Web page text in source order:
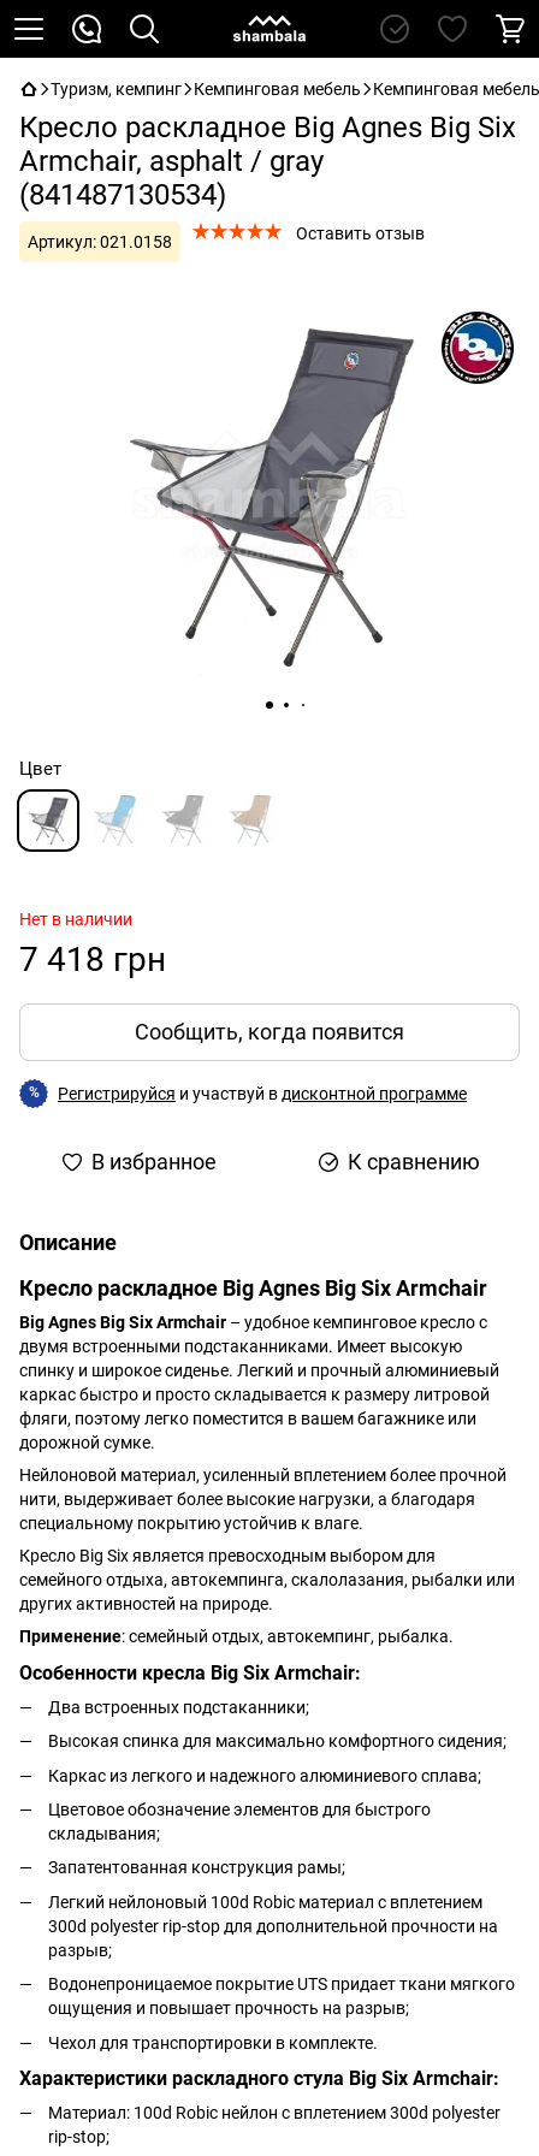
Туризм, кемпинг Кемпинговая мебель Кемпинговая
Кресло раскладное Big Agnes Big Six
Armchair, asphalt / gray
(841487130534)
Артикул:021.0158 Оставить отзыв
Цвет
Нет в наличии
7 418 грн
Сообщить, когда появится
% Регистрируйся и участвуй в дисконтной программе
В избранное К сравнению
Описание
Кресло раскладное Big Agnes Big Six Armchair
Big Agnes Big Six Armchair – удобное кемпинговое кресло с
двумя встроенными подстаканниками. Имеет высокую
спинку и широкое сиденье. Легкий и прочный алюминиевый
каркас быстро и просто складывается к размеру литровой
фляги, поэтому легко поместится в вашем багажнике или
дорожной сумке.
Нейлоновой материал, усиленный вплетением более прочной
нити, выдерживает более высокие нагрузки, а благодаря
специальному покрытию устойчив к влаге.
Кресло Big Six является превосходным выбором для
семейного отдыха, автокемпинга, скалолазания, рыбалки или
других активностей на природе.
Применение: семейный отдых, автокемпинг, рыбалка.
Особенности кресла Big Six Armchair:
Два встроенных подстаканники;
Высокая спинка для максимально комфортного сидения;
Каркас из легкого и надежного алюминиевого сплава;
Цветовое обозначение элементов для быстрого
складывания;
Запатентованная конструкция рамы;
Легкий нейлоновый 100d Robic материал с вплетением
300d polyester rip-stop для дополнительной прочности на
разрыв;
Водонепроницаемое покрытие UTS придает ткани мягкого
ощущения и повышает прочность на разрыв;
Чехол для транспортировки в комплекте.
Характеристики раскладного стула Big Six Armchair:
Материал: 100d Robic нейлон с вплетением 300d polyester
rip-stop;